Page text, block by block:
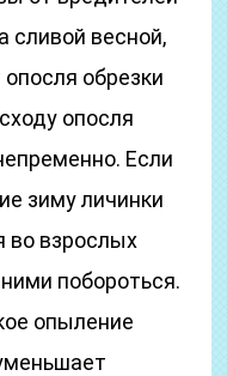
сливой весной,
обрезки
опосля
Если
зиму личинки
во взрослых
побороться.
опыление